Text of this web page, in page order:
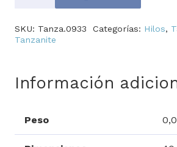
SKU: Tanza.0933 Categorías: Hilos,
Tanzanite
Información
Peso